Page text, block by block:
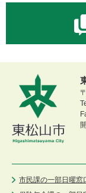
市民課の一部日曜窓